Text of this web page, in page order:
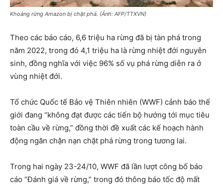
Khoảng rừng Amazon bị chặt phá. (Ảnh: AFP/TTXVN)
Theo các báo cáo, 6,6 triệu ha rừng đã bị tàn phá trong
năm 2022, trong đó 4,1 triệu ha là rừng nhiệt đới nguyên
sinh, đồng nghĩa với việc 96% số vụ phá rừng diễn ra ở
vùng nhiệt đới.
Tổ chức Quốc tế Bảo vệ Thiên nhiên (WWF) cảnh báo thế
giới đang “không đạt được các tiến bộ hướng tới mục tiêu
toàn cầu về rừng,” đồng thời đề xuất các kế hoạch hành
động ngăn chặn nạn chặt phá rừng trong tương lai.
Trong hai ngày 23-24/10, WWF đã lần lượt công bố báo
cáo “Đánh giá về rừng,” trong đó thông báo tốc độ mất